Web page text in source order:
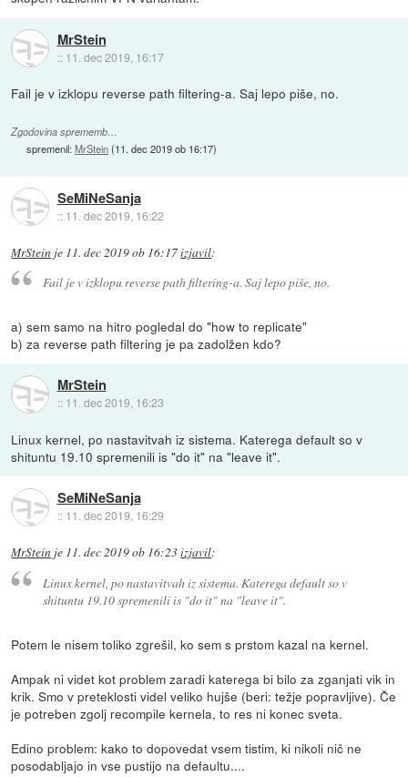
MrStein
:: 11. dec 2019, 16:17
Fail je v izklopu reverse path filtering-a. Saj lepo piše, no.
Zgodovina sprememb…
spremenil:MrStein(11. dec 2019 ob 16:17)
SeMiNeSanja
:: 11. dec 2019, 16:22
MrStein je 11. dec 2019 ob 16:17izjavil:
Fail je v izklopu reverse path filtering-a. Saj lepo piše, no.
a) sem samo na hitro pogledal do "how to replicate"
b) za reverse path filtering je pa zadolžen kdo?
MrStein
:: 11. dec 2019, 16:23
Linux kernel, po nastavitvah iz sistema. Katerega default so v
shituntu 19.10 spremenili is "do it" na "leave it".
SeMiNeSanja
:: 11. dec 2019, 16:29
MrStein je 11. dec 2019 ob 16:23izjavil:
Linux kernel, po nastavitvah iz sistema. Katerega default so v
shituntu 19.10 spremenili is "do it" na "leave it".
Potem le nisem toliko zgrešil, ko sem s prstom kazal na kernel.
Ampak ni videt kot problem zaradi katerega bi bilo za zganjati vik in
krik. Smo v preteklosti videl veliko hujše (beri: težje popravljive). Če
je potreben zgolj recompile kernela, to res ni konec sveta.
Edino problem: kako to dopovedat vsem tistim, ki nikoli nič ne
posodabljajo in vse pustijo na defaultu....